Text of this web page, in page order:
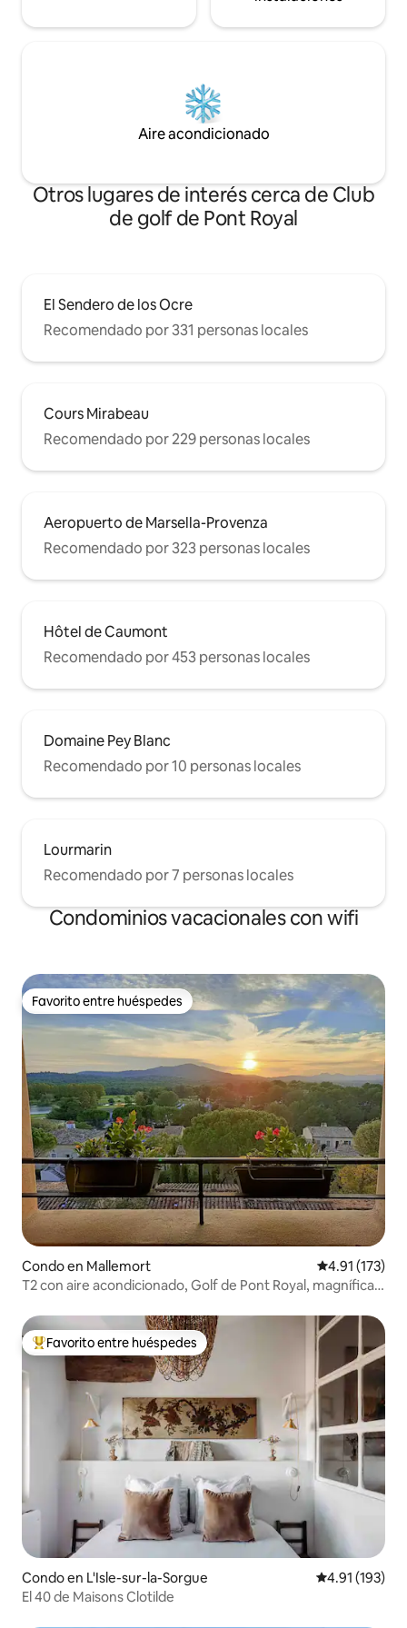
Aire acondicionado
Otros lugares de interés cerca de Club
de golf de Pont Royal
El Sendero de los Ocre
Recomendado por 331 personas locales
Cours Mirabeau
Recomendado por 229 personas locales
Aeropuerto de Marsella-Provenza
Recomendado por 323 personas locales
Hôtel de Caumont
Recomendado por 453 personas locales
Domaine Pey Blanc
Recomendado por 10 personas locales
Lourmarin
Recomendado por 7 personas locales
Condominios vacacionales con wifi
Favorito entre huéspedes
Favorito entre huéspedes
Condo en Mallemort Calificación
4.91 (173)
T2 con aire acondicionado, Golf de Pont Royal, magníficas
Favorito entre huéspedes preferido
Favorito entre huéspedes
Condo en L'Isle-sur-la-Sorgue Calificación
4.91 (193)
El 40 de Maisons Clotilde